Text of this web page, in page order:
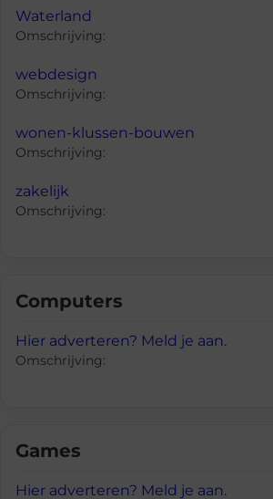
Waterland
Omschrijving:
webdesign
Omschrijving:
wonen-klussen-bouwen
Omschrijving:
zakelijk
Omschrijving:
Computers
Hier adverteren? Meld je aan.
Omschrijving:
Games
Hier adverteren? Meld je aan.